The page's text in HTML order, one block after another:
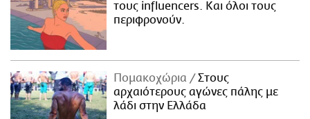
τους influencers. Και όλοι τους
περιφρονούν.
Πομακοχώρια
Στους
αρχαιότερους αγώνες πάλης με
λάδι στην Ελλάδα